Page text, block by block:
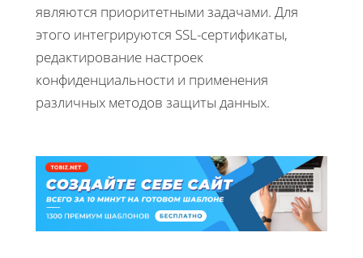
являются приоритетными задачами. Для
этого интегрируются SSL-сертификаты,
редактирование настроек
конфиденциальности и применения
различных методов защиты данных.